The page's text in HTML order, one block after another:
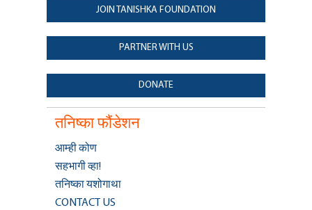
JOIN TANISHKA FOUNDATION
PARTNER WITH US
DONATE
तनिष्का फौंडेशन
आम्ही कोण
सहभागी व्हा!
तनिष्का यशोगाथा
CONTACT US